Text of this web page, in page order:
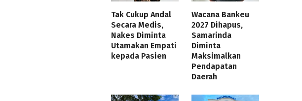
Tak Cukup Andal
Secara Medis,
Nakes Diminta
Utamakan Empati
kepada Pasien
Wacana Bankeu
2027 Dihapus,
Samarinda
Diminta
Maksimalkan
Pendapatan
Daerah